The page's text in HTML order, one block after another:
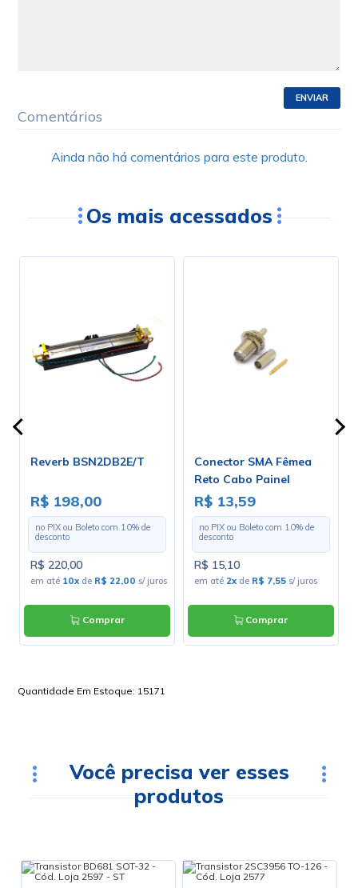
ENVIAR
Comentários
Ainda não há comentários para este produto.
Os mais acessados
Reverb BSN2DB2E/T
R$ 198,00
no PIX ou Boleto com 10% de
desconto
R$ 220,00
em até 10xde R$ 22,00 s/ juros
Comprar
Conector SMA Fêmea
Reto Cabo Painel
Crimpagem RG 174 com
Pino Macho - 3081 - Gav
38
R$ 13,59
no PIX ou Boleto com 10% de
desconto
R$ 15,10
em até 2xde R$ 7,55s/ juros
Comprar
Quantidade Em Estoque: 15171
Você precisa ver esses
produtos